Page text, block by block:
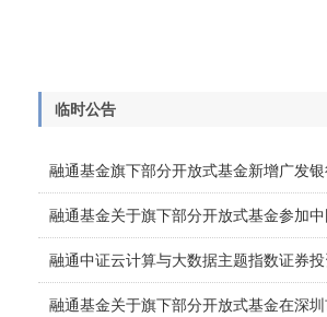
临时公告
融通基金旗下部分开放式基金新增广发
融通基金关于旗下部分开放式基金参加
融通中证云计算与大数据主题指数证券
融通基金关于旗下部分开放式基金在深